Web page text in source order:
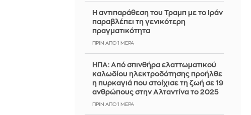
Η αντιπαράθεση του Τραμπ με το Ιράν
παραβλέπει τη γενικότερη
πραγματικότητα
ΠΡΙΝ ΑΠΌ 1 ΜΈΡΑ
ΗΠΑ: Από σπινθήρα ελαττωματικού
καλωδίου ηλεκτροδότησης προήλθε
η πυρκαγιά που στοίχισε τη ζωή σε 19
ανθρώπους στην Αλταντίνα το 2025
ΠΡΙΝ ΑΠΌ 1 ΜΈΡΑ